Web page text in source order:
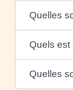
Quelles
Quels est
Quelles